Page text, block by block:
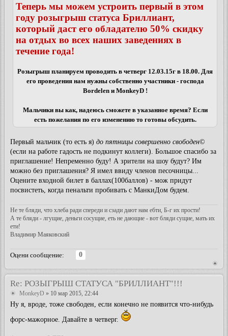
Теперь мы можем устроить первый в этом
году розыгрыш статуса Бриллиант,
который даст его обладателю 50% скидку
на отдых во всех наших заведениях в
течение года!
Розыгрыш планируем проводить в четверг 12.03.15г в 18.00. Для
его проведения нам нужны собственно участники - господа
Bordelen и MonkeyD !
Мальчики вы как, надеюсь сможете в указанное время? Если
есть пожелания по его изменению то готовы обсудить.
Первый мальчик (то есть я) до пятницы совершенно свободен©
(если на работе гадость не подкинут коллеги). Большое спасибо за
приглашение! Непременно буду! А зрители на шоу будут? Им
можно без приглашения? Я имел ввиду членов песочницы...
Оцените входной билет в баллах(100баллов) - мож придут
посвистеть, когда пенальти пробивать с МанкиДом будем.
Не те бляди, что хлеба ради спереди и сзади дают нам ебти, Б-г их прости!
А те бляди - лгущие, деньги сосущие, еть не дающие - вот бляди сущие, мать их
ети!
Владимир Маяковский
Оцени сообщение:
0
Re: РОЗЫГРЫШ СТАТУСА "БРИЛЛИАНТ"!!!
MonkeyD » 10 мар 2015, 22:44
Ну я, вроде, тоже свободен, если конечно не появится что-нибудь
форс-мажорное. Давайте в четверг.